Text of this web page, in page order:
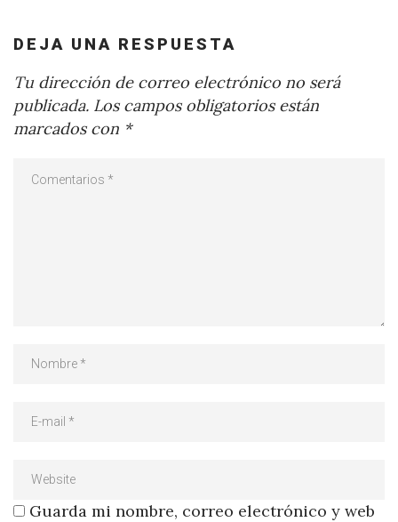
DEJA UNA RESPUESTA
Tu dirección de correo electrónico no será
publicada. Los campos obligatorios están
marcados con *
Guarda mi nombre, correo electrónico y web